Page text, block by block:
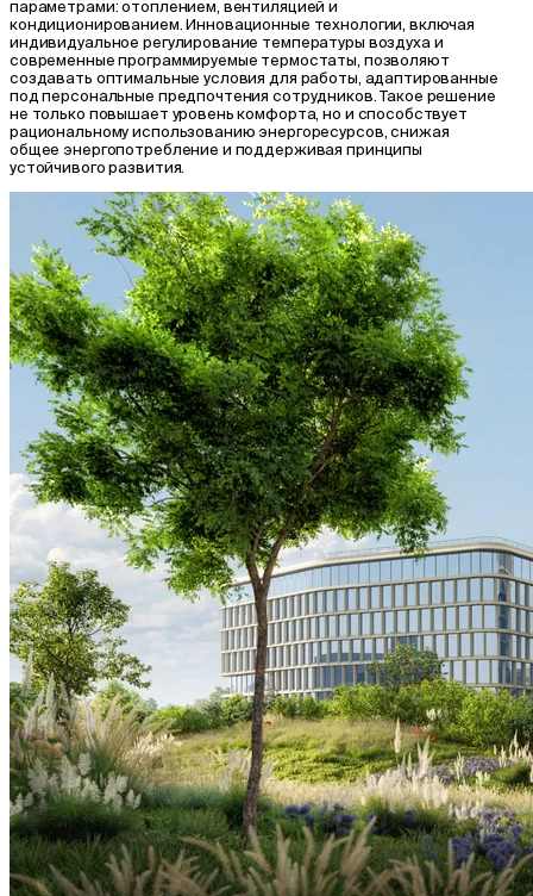
параметрами: отоплением, вентиляцией и
кондиционированием. Инновационные технологии, включая
индивидуальное регулирование температуры воздуха и
современные программируемые термостаты, позволяют
создавать оптимальные условия для работы, адаптированные
под персональные предпочтения сотрудников. Такое решение
не только повышает уровень комфорта, но и способствует
рациональному использованию энергоресурсов, снижая
общее энергопотребление и поддерживая принципы
устойчивого развития.